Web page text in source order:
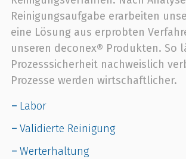
Reinigungsaufgabe erarbeiten
eine Lösung aus erprobten
unseren deconex® Produkten. So
Prozesssicherheit nachweislich
Prozesse werden wirtschaftlicher.
Labor
Validierte Reinigung
Werterhaltung